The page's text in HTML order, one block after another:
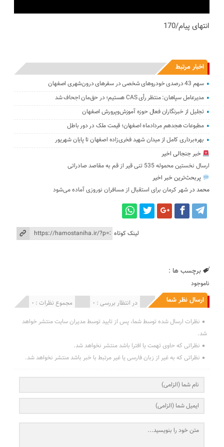
انتهای پیام/170
اخبار مرتبط
سهم 43 درصدی خودروهای شخصی در سفرهای درون‌شهری اصفهان
مدیرعامل سپاهان: منتظر رأی CAS هستیم؛ در حق‌مان اجحاف شد
تجلیل از خبرنگاران فعال حوزه آموزش‌وپرورش اصفهان
مطبوعات هجدهم مردادماه اصفهان؛ قیمت ملک در دور باطل
بهره‌برداری کامل از میدان شهید فخری‌زاده اصفهان تا پایان شهریور
خبر جنجالی اخیر
ارسال نخستین محموله 535 تنی قیر از قم به مقاصد صادراتی
پربحث‌ترین خبر اخیر
محمد درشهر کرمان برای استقبال از مسافران نوروزی آماده می‌شود
لینک کوتاه
برچسب ها :
ناموجود
ارسال نظر شما مجموع نظرات : 0 در انتظار بررسی : 0 انتشار یافته : 0
نظرات ارسال شده توسط شما، پس از تایید توسط مدیران سایت منتشر خواهد
شد.
نظراتی که حاوی تهمت یا افترا باشد منتشر نخواهد شد.
نظراتی که به غیر از زبان فارسی یا غیر مرتبط با خبر باشد منتشر نخواهد شد.